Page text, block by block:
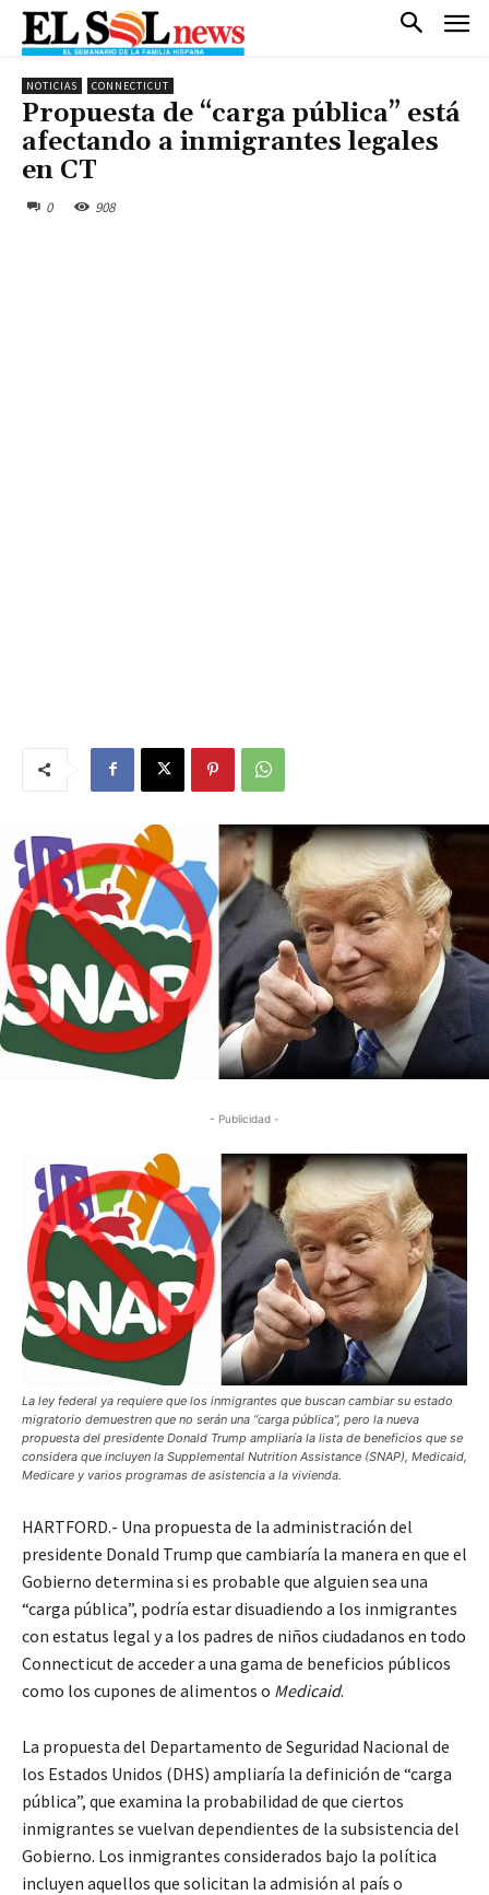
NOTICIAS CONNECTICUT
Propuesta de “carga pública” está
afectando a inmigrantes legales
en CT
0 908
- Publicidad -
La ley federal ya requiere que los inmigrantes que buscan cambiar su estado
migratorio demuestren que no serán una “carga pública”, pero la nueva
propuesta del presidente Donald Trump ampliaría la lista de beneficios que se
considera que incluyen la Supplemental Nutrition Assistance (SNAP), Medicaid,
Medicare y varios programas de asistencia a la vivienda.
HARTFORD.- Una propuesta de la administración del
presidente Donald Trump que cambiaría la manera en que el
Gobierno determina si es probable que alguien sea una
“carga pública”, podría estar disuadiendo a los inmigrantes
con estatus legal y a los padres de niños ciudadanos en todo
Connecticut de acceder a una gama de beneficios públicos
como los cupones de alimentos o Medicaid.
La propuesta del Departamento de Seguridad Nacional de
los Estados Unidos (DHS) ampliaría la definición de “carga
pública”, que examina la probabilidad de que ciertos
inmigrantes se vuelvan dependientes de la subsistencia del
Gobierno. Los inmigrantes considerados bajo la política
incluyen aquellos que solicitan la admisión al país o